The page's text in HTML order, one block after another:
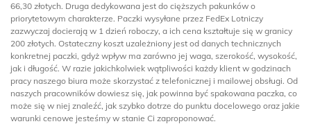
66,30 złotych. Druga dedykowana jest do cięższych pakunków o
priorytetowym charakterze. Paczki wysyłane przez FedEx Lotniczy
zazwyczaj docierają w 1 dzień roboczy, a ich cena kształtuje się w granicy
200 złotych. Ostateczny koszt uzależniony jest od danych technicznych
konkretnej paczki, gdyż wpływ ma zarówno jej waga, szerokość, wysokość,
jak i długość. W razie jakichkolwiek wątpliwości każdy klient w godzinach
pracy naszego biura może skorzystać z telefonicznej i mailowej obsługi. Od
naszych pracowników dowiesz się, jak powinna być spakowana paczka, co
może się w niej znaleźć, jak szybko dotrze do punktu docelowego oraz jakie
warunki cenowe jesteśmy w stanie Ci zaproponować.